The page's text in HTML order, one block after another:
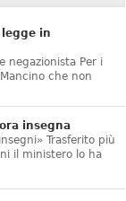
in
negazionista Per i
che non
insegna
Trasferito più
il ministero lo ha